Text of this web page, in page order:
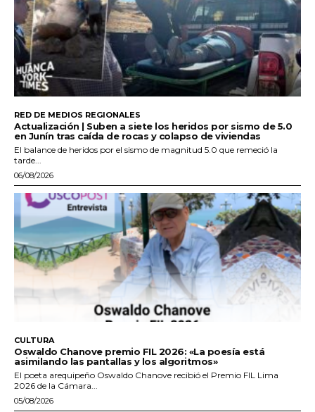
RED DE MEDIOS REGIONALES
Actualización | Suben a siete los heridos por sismo de 5.0
en Junín tras caída de rocas y colapso de viviendas
El balance de heridos por el sismo de magnitud 5.0 que remeció la
tarde...
06/08/2026
CULTURA
Oswaldo Chanove premio FIL 2026: «La poesía está
asimilando las pantallas y los algoritmos»
El poeta arequipeño Oswaldo Chanove recibió el Premio FIL Lima
2026 de la Cámara...
05/08/2026